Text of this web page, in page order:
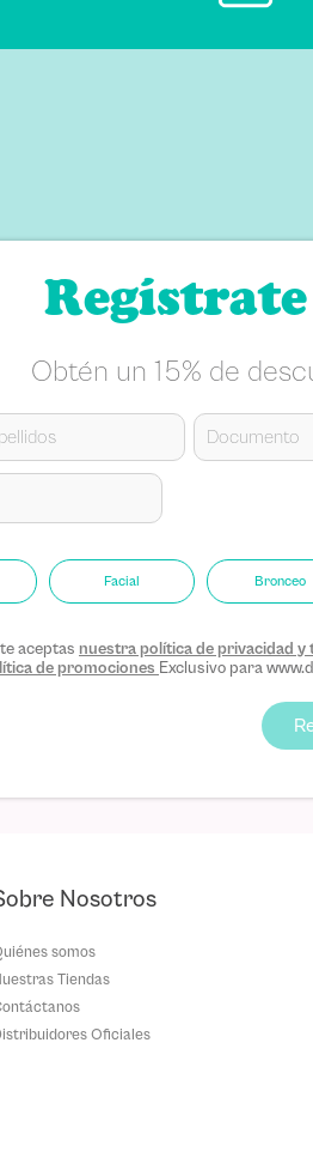
Obtén un 15% de
Facial Bronceo
aceptas nuestra política de privacidad
de promociones Exclusivo para
Nosotros
somos
Tiendas
Oficiales